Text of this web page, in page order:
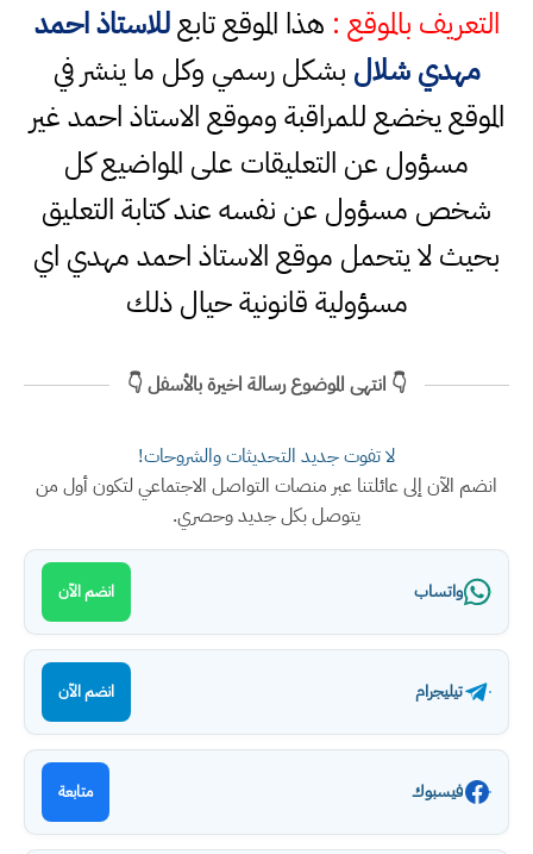
التعريف بالموقع : هذا الموقع تابعللاستاذ احمد
مهدي شلال بشكل رسمي وكل ما ينشر في
الموقع يخضع للمراقبة وموقع الاستاذ احمد غير
مسؤول عن التعليقات على المواضيع كل
شخص مسؤول عن نفسه عند كتابة التعليق
بحيث لا يتحمل موقع الاستاذ احمد مهدي اي
مسؤولية قانونية حيال ذلك
👇 انتهى الموضوع رسالة اخيرة بالأسفل 👇
لا تفوت جديد التحديثات والشروحات!
انضم الآن إلى عائلتنا عبر منصات التواصل الاجتماعي لتكون أول من
يتوصل بكل جديد وحصري.
واتساب انضم الآن
تيليجرام انضم الآن
فيسبوك متابعة